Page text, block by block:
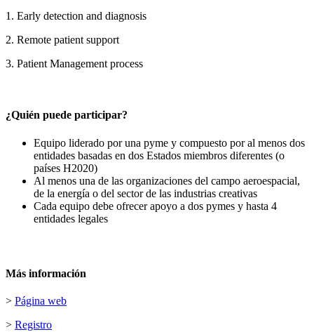
1. Early detection and diagnosis
2. Remote patient support
3. Patient Management process
¿Quién puede participar?
Equipo liderado por una pyme y compuesto por al menos dos
entidades basadas en dos Estados miembros diferentes (o
países H2020)
Al menos una de las organizaciones del campo aeroespacial,
de la energía o del sector de las industrias creativas
Cada equipo debe ofrecer apoyo a dos pymes y hasta 4
entidades legales
Más información
> Página web
> Registro